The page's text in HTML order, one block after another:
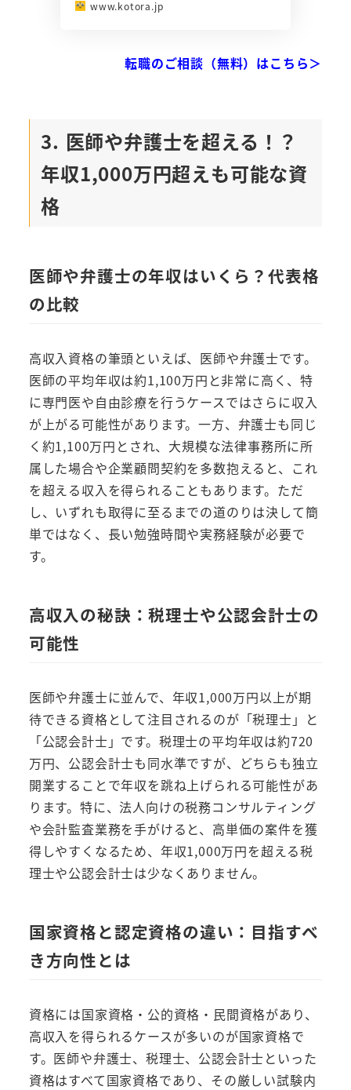
www.kotora.jp
転職のご相談（無料）はこちら＞
3. 医師や弁護士を超える！？
年収1,000万円超えも可能な資
格
医師や弁護士の年収はいくら？代表格
の比較
高収入資格の筆頭といえば、医師や弁護士です。
医師の平均年収は約1,100万円と非常に高く、特
に専門医や自由診療を行うケースではさらに収入
が上がる可能性があります。一方、弁護士も同じ
く約1,100万円とされ、大規模な法律事務所に所
属した場合や企業顧問契約を多数抱えると、これ
を超える収入を得られることもあります。ただ
し、いずれも取得に至るまでの道のりは決して簡
単ではなく、長い勉強時間や実務経験が必要で
す。
高収入の秘訣：税理士や公認会計士の
可能性
医師や弁護士に並んで、年収1,000万円以上が期
待できる資格として注目されるのが「税理士」と
「公認会計士」です。税理士の平均年収は約720
万円、公認会計士も同水準ですが、どちらも独立
開業することで年収を跳ね上げられる可能性があ
ります。特に、法人向けの税務コンサルティング
や会計監査業務を手がけると、高単価の案件を獲
得しやすくなるため、年収1,000万円を超える税
理士や公認会計士は少なくありません。
国家資格と認定資格の違い：目指すべ
き方向性とは
資格には国家資格・公的資格・民間資格があり、
高収入を得られるケースが多いのが国家資格で
す。医師や弁護士、税理士、公認会計士といった
資格はすべて国家資格であり、その厳しい試験内